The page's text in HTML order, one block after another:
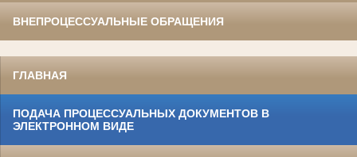
ВНЕПРОЦЕССУАЛЬНЫЕ ОБРАЩЕНИЯ
ГЛАВНАЯ
ПОДАЧА ПРОЦЕССУАЛЬНЫХ ДОКУМЕНТОВ В
ЭЛЕКТРОННОМ ВИДЕ